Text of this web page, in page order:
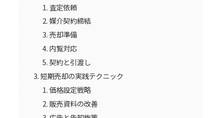
査定依頼
媒介契約締結
売却準備
内覧対応
契約と引渡し
短期売却の実践テクニック
価格設定戦略
販売資料の改善